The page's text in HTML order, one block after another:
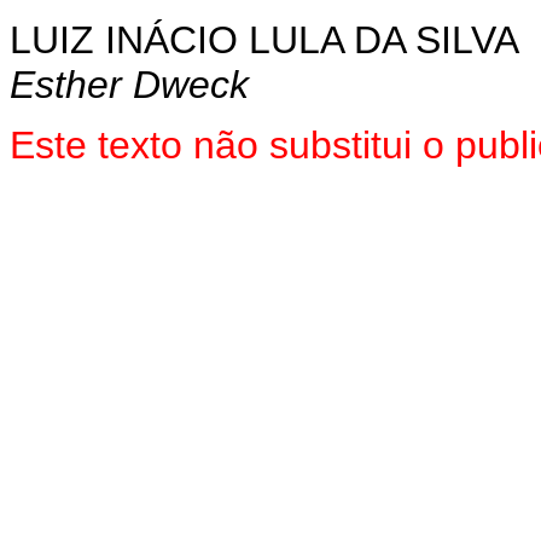
LUIZ INÁCIO LULA DA SILVA
Esther Dweck
Este texto não substitui o